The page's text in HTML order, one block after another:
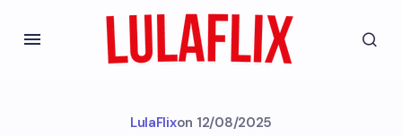
LulaFlixon 12/08/2025